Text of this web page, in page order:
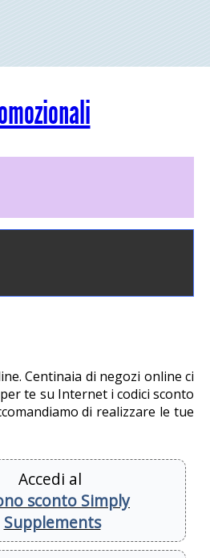
Centinaia di negozi online ci
te su Internet i codici sconto
di realizzare le tue
Accedi al
sconto Simply
Supplements